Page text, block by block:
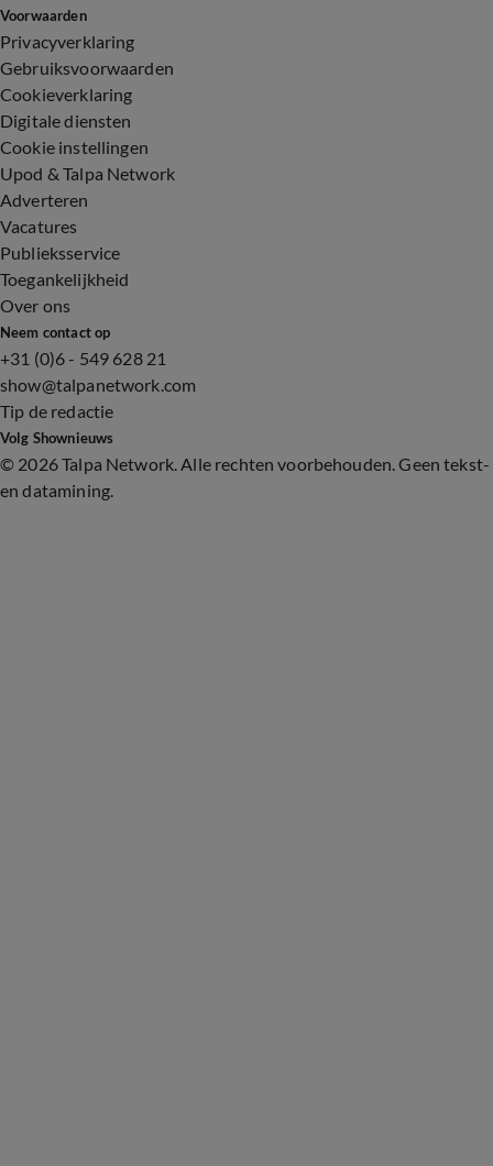
Voorwaarden
Privacyverklaring
Gebruiksvoorwaarden
Cookieverklaring
Digitale diensten
Cookie instellingen
Upod & Talpa Network
Adverteren
Vacatures
Publieksservice
Toegankelijkheid
Over ons
Neem contact op
+31 (0)6 - 549 628 21
show@talpanetwork.com
Tip de redactie
Volg Shownieuws
© 2026 Talpa Network. Alle rechten voorbehouden. Geen tekst-
en datamining.